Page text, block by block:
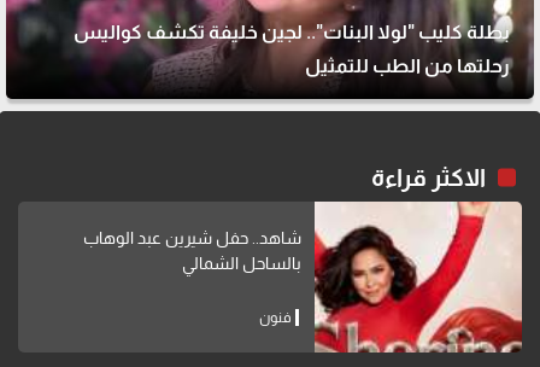
بطلة كليب "لولا البنات".. لجين خليفة تكشف كواليس
رحلتها من الطب للتمثيل
الاكثر قراءة
شاهد.. حفل شيرين عبد الوهاب
بالساحل الشمالي
فنون